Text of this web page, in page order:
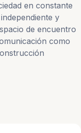
en constante
y
de encuentro
como